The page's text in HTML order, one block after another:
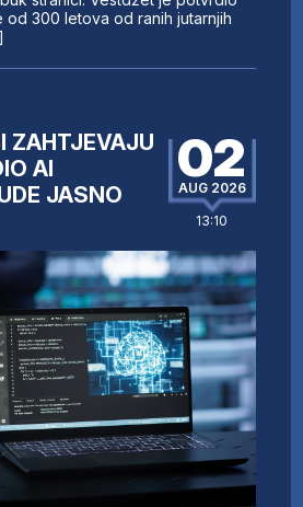
od 300 letova od ranih jutarnjih
ZAHTJEVAJU
AI
JASNO
02
AUG 2026
13:10